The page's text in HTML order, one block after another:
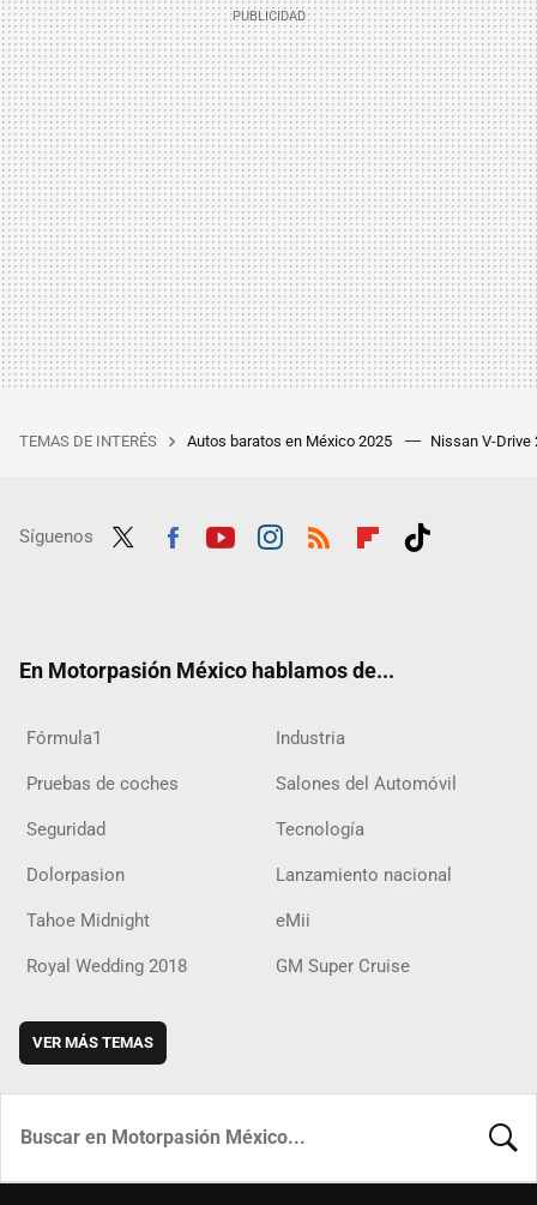
TEMAS DE INTERÉS Autos baratos en México 2025 Nissan V-Drive
Síguenos
En Motorpasión México hablamos de...
Fórmula1 Industria
Pruebas de coches Salones del Automóvil
Seguridad Tecnología
Dolorpasion Lanzamiento nacional
Tahoe Midnight eMii
Royal Wedding 2018 GM Super Cruise
VER MÁS TEMAS